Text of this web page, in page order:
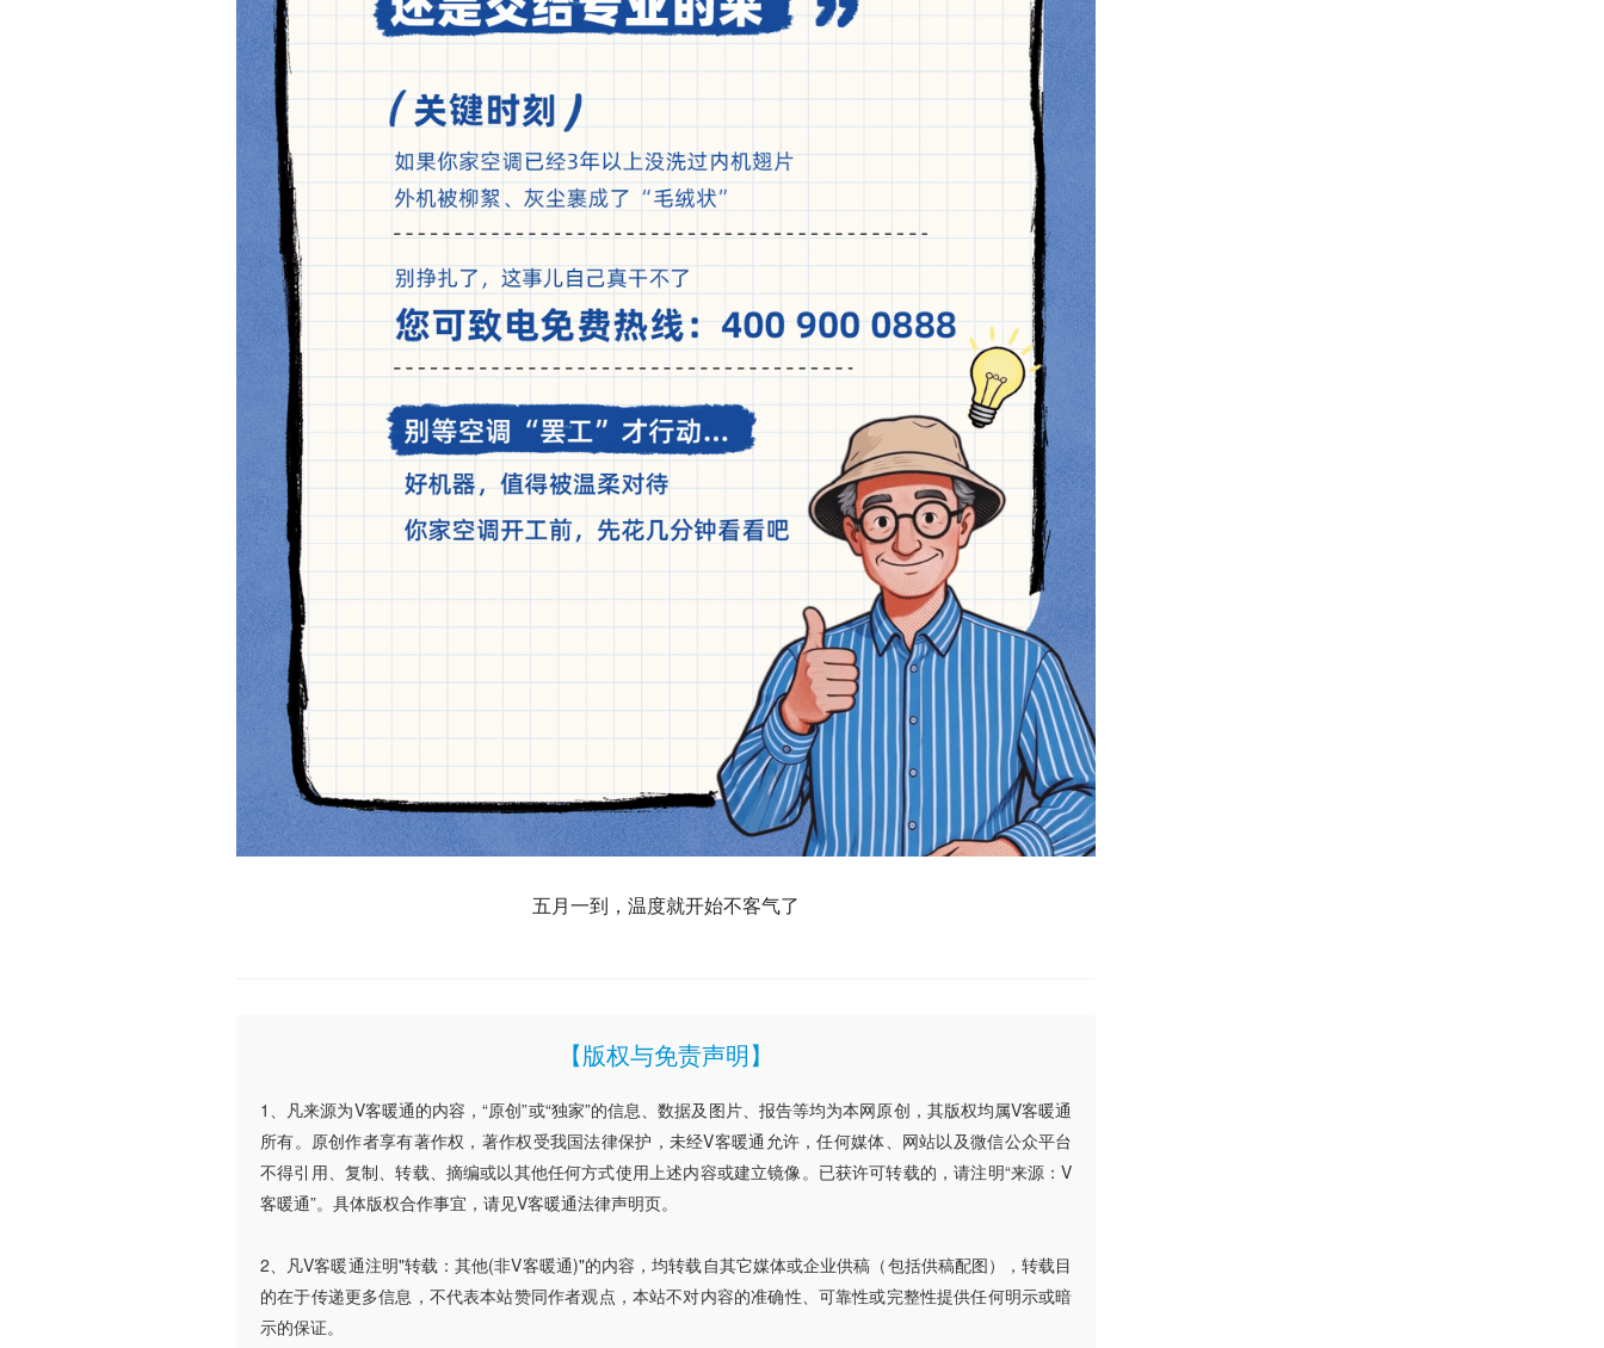
五月一到，温度就开始不客气了
【版权与免责声明】
1、凡来源为V客暖通的内容，“原创”或“独家”的信息、数据及图片、报告等均为本网原创，其版权均属V客暖通
所有。原创作者享有著作权，著作权受我国法律保护，未经V客暖通允许，任何媒体、网站以及微信公众平台
不得引用、复制、转载、摘编或以其他任何方式使用上述内容或建立镜像。已获许可转载的，请注明“来源：V
客暖通”。具体版权合作事宜，请见V客暖通法律声明页。
2、凡V客暖通注明"转载：其他(非V客暖通)"的内容，均转载自其它媒体或企业供稿（包括供稿配图），转载目
的在于传递更多信息，不代表本站赞同作者观点，本站不对内容的准确性、可靠性或完整性提供任何明示或暗
示的保证。